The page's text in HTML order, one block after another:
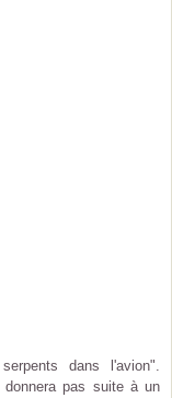
dans l'avion".
donnera pas suite à un